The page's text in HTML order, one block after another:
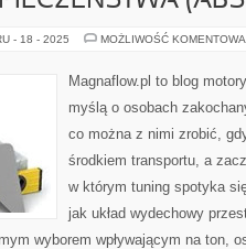
- 18 - 2025 MOŻLIWOŚĆ
Magnaflow.pl to blog
myślą o osobach
co można z nimi zrobić,
środkiem transportu, a
w którym tuning spotyka
jak układ wydechowy
wyborem wpływającym na ton,